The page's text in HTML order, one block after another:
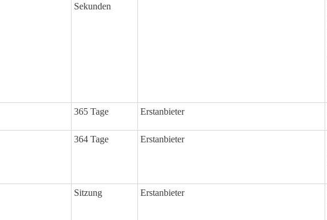
Sekunden
365 Tage Erstanbieter
364 Tage Erstanbieter
Sitzung Erstanbieter